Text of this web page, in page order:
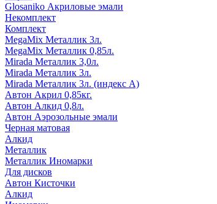
Glosaniko Акриловые эмали
Некомплект
Комплект
MegaMix Металлик 3л.
MegaMix Металлик 0,85л.
Mirada Металлик 3,0л.
Mirada Металлик 3л.
Mirada Металлик 3л. (индекс А)
Автон Акрил 0,85кг.
Автон Алкид 0,8л.
Автон Аэрозольные эмали
Черная матовая
Алкид
Металлик
Металлик Иномарки
Для дисков
Автон Кисточки
Алкид